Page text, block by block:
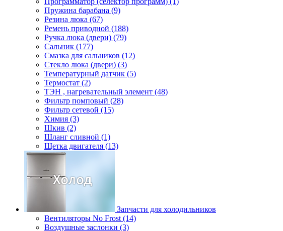
Пружина барабана (9)
Резина люка (67)
Ремень приводной (188)
Ручка люка (двери) (79)
Сальник (177)
Смазка для сальников (12)
Стекло люка (двери) (3)
Температурный датчик (5)
Термостат (2)
ТЭН , нагревательный элемент (48)
Фильтр помповый (28)
Фильтр сетевой (15)
Химия (3)
Шкив (2)
Шланг сливной (1)
Щетка двигателя (13)
Запчасти для холодильников
Вентиляторы No Frost (14)
Воздушные заслонки (3)